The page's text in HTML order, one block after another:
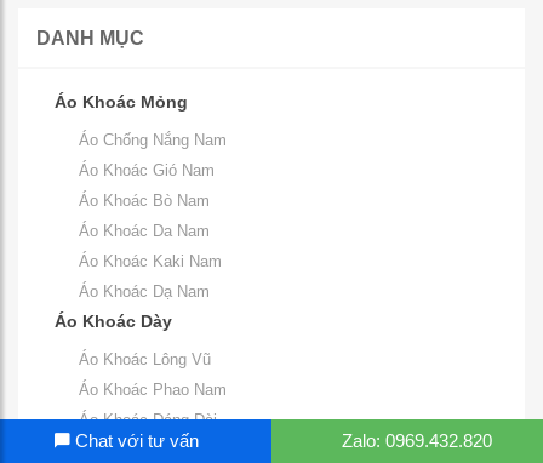
DANH MỤC
Áo Khoác Mỏng
Áo Chống Nắng Nam
Áo Khoác Gió Nam
Áo Khoác Bò Nam
Áo Khoác Da Nam
Áo Khoác Kaki Nam
Áo Khoác Dạ Nam
Áo Khoác Dày
Áo Khoác Lông Vũ
Áo Khoác Phao Nam
Áo Khoác Dáng Dài
Áo Khoác Parka Nam
Chat với tư vấn Zalo: 0969.432.820